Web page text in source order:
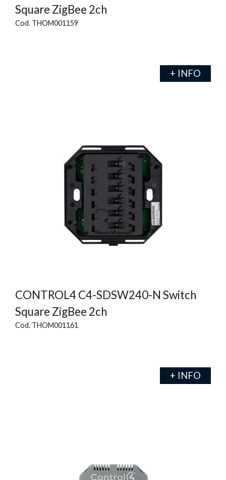
Square ZigBee 2ch
Cod. THOM001159
+ INFO
CONTROL4 C4-SDSW240-N Switch
Square ZigBee 2ch
Cod. THOM001161
+ INFO